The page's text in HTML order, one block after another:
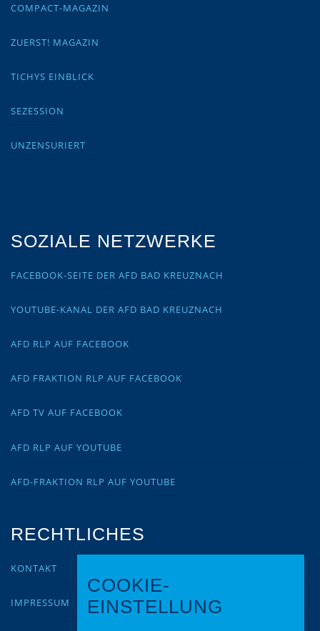
COMPACT-MAGAZIN
ZUERST! MAGAZIN
TICHYS EINBLICK
SEZESSION
UNZENSURIERT
SOZIALE NETZWERKE
FACEBOOK-SEITE DER AFD BAD KREUZNACH
YOUTUBE-KANAL DER AFD BAD KREUZNACH
AFD RLP AUF FACEBOOK
AFD FRAKTION RLP AUF FACEBOOK
AFD TV AUF FACEBOOK
AFD RLP AUF YOUTUBE
AFD-FRAKTION RLP AUF YOUTUBE
RECHTLICHES
KONTAKT
IMPRESSUM
COOKIE-
EINSTELLUNG